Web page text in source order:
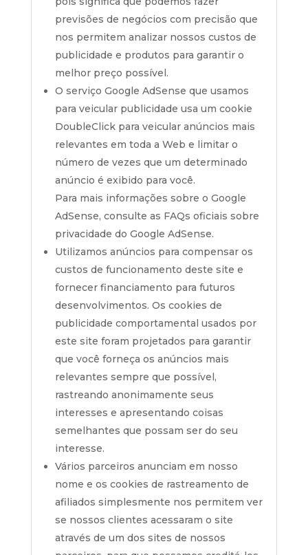
previsões de negócios com precisão que
nos permitem analizar nossos custos de
publicidade e produtos para garantir o
melhor preço possível.
O serviço Google AdSense que usamos
para veicular publicidade usa um cookie
DoubleClick para veicular anúncios mais
relevantes em toda a Web e limitar o
número de vezes que um determinado
anúncio é exibido para você.
Para mais informações sobre o Google
AdSense, consulte as FAQs oficiais sobre
privacidade do Google AdSense.
Utilizamos anúncios para compensar os
custos de funcionamento deste site e
fornecer financiamento para futuros
desenvolvimentos. Os cookies de
publicidade comportamental usados ​​por
este site foram projetados para garantir
que você forneça os anúncios mais
relevantes sempre que possível,
rastreando anonimamente seus
interesses e apresentando coisas
semelhantes que possam ser do seu
interesse.
Vários parceiros anunciam em nosso
nome e os cookies de rastreamento de
afiliados simplesmente nos permitem ver
se nossos clientes acessaram o site
através de um dos sites de nossos